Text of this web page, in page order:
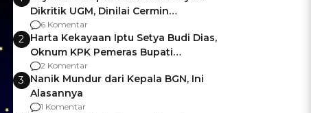
Dikritik UGM, Dinilai Cermin
Gagalnya Negara Jamin Keamanan
6 Komentar
2 Harta Kekayaan Iptu Setya Budi Dias,
Oknum KPK Pemeras Bupati
Pemalang
2 Komentar
3 Nanik Mundur dari Kepala BGN, Ini
Alasannya
1 Komentar